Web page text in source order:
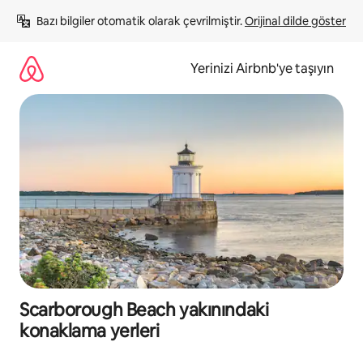
atla
Bazı bilgiler otomatik olarak çevrilmiştir. Orijinal dilde göster
Yerinizi Airbnb'ye taşıyın
Scarborough Beach yakınındaki
konaklama yerleri